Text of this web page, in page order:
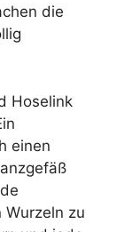
die
Hoselink
einen
Wurzeln zu